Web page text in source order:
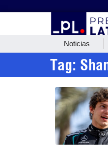
Noticias
Tag: